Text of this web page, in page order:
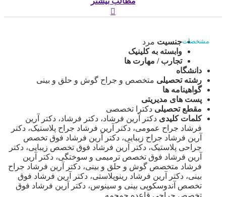
مشخصاتجنسیت مرد
وابسته به کلینیک
تجارب / مهارت ها
دانشگاه
رشته تحصیلی متخصص و جراح گوش و حلق و بینی
گواهینامه ها
پست های مدیریتی
مقطع تحصیلی دکترا تخصصی
کلمات کلیدی دکتر آرین فرشاد، دکتر فرشاد، دکتر آرین
فرشاد جراح عمومی، دکتر آرین فرشاد جراح پلاستیک، دکتر
آرین فرشاد جراح زیبایی، دکتر آرین فرشاد فوق تخصص
جراحی پلاستیک، دکتر آرین فرشاد فوق تخصص زیبایی، دکتر
آرین فرشاد فوق تخصص ترمیمی و سوختگی، دکتر آرین
فرشاد متخصص گوش و حلق و بینی، دکتر آرین فرشاد جراح
بینی، دکتر آرین فرشاد رینوپلاستی، دکتر آرین فرشاد فوق
تخصص آندوسکوپی بینی و سینوس، دکتر آرین فرشاد فوق
تخصص جراحی قاعده جمجمه